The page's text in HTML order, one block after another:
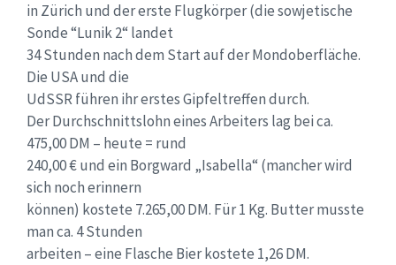
in Zürich und der erste Flugkörper (die sowjetische
Sonde “Lunik 2“ landet
34 Stunden nach dem Start auf der Mondoberfläche.
Die USA und die
UdSSR führen ihr erstes Gipfeltreffen durch.
Der Durchschnittslohn eines Arbeiters lag bei ca.
475,00 DM – heute = rund
240,00 € und ein Borgward „Isabella“ (mancher wird
sich noch erinnern
können) kostete 7.265,00 DM. Für 1 Kg. Butter musste
man ca. 4 Stunden
arbeiten – eine Flasche Bier kostete 1,26 DM.